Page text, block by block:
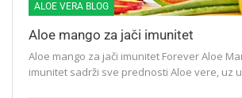
ALOE VERA BLOG
Aloe mango za jači imunitet
Aloe mango za jači imunitet Forever Aloe
imunitet sadrži sve prednosti Aloe vere, uz